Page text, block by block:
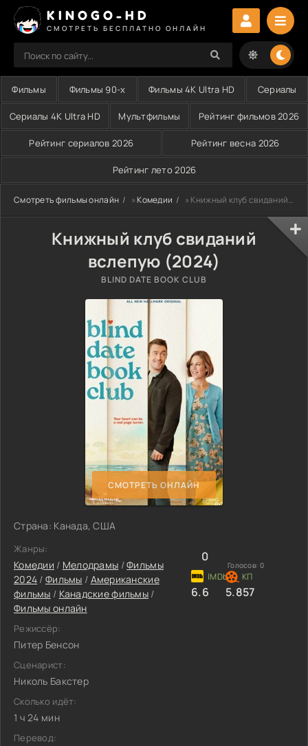
KINOGO-HD
СМОТРЕТЬ БЕСПЛАТНО ОНЛАЙН
Фильмы Фильмы 90-х Фильмы 4K Ultra HD Сериалы
Сериалы 4K Ultra HD Мультфильмы Рейтинг фильмов 2026
Рейтинг сериалов 2026 Рейтинг весна 2026
Рейтинг лето 2026
Смотреть фильмы онлайн »Комедии » Книжный клуб свиданий вслепую (2024)
Книжный клуб свиданий
вслепую (2024)
BLIND DATE BOOK CLUB
СМОТРЕТЬ ОНЛАЙН
Страна: Канада, США
Жанры:
Комедии / Мелодрамы /Фильмы
2024 / Фильмы / Американские
фильмы / Канадские фильмы /
Фильмы онлайн
Режиссёр:
Питер Бенсон
Сценарист:
Николь Бакстер
Сколько идёт:
1 ч 24 мин
Перевод:
0
Голосов: 0
6.6 5.857